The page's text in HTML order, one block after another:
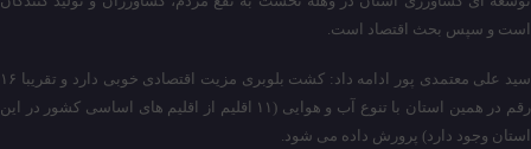
است و سپس بحث اقتصاد است.
سید علی معتمدی پور ادامه داد: کشت بلوبری مزیت اقتصادی خوبی دارد و تقریبا ۱۶
رقم در همین استان با تنوع آب و هوایی (۱۱ اقلیم از اقلیم های اساسی کشور در این
استان وجود دارد) پرورش داده می شود.